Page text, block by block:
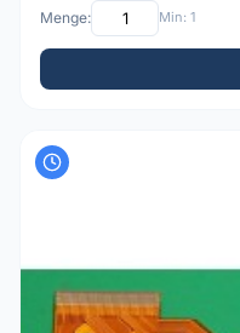
Menge: Min: 1